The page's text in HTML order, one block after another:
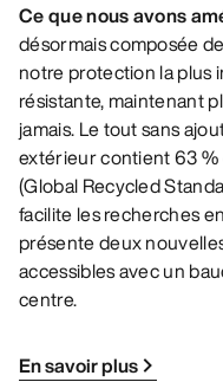
Ce que nous avons
désormais composée
notre protection la plus
résistante, maintenant
jamais. Le tout sans
extérieur contient 63
(Global Recycled
facilite les recherches
présente deux
accessibles avec un
centre.
En savoir plus